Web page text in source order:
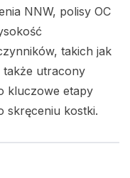
NNW, polisy OC
takich jak
także utracony
kluczowe etapy
skręceniu kostki.